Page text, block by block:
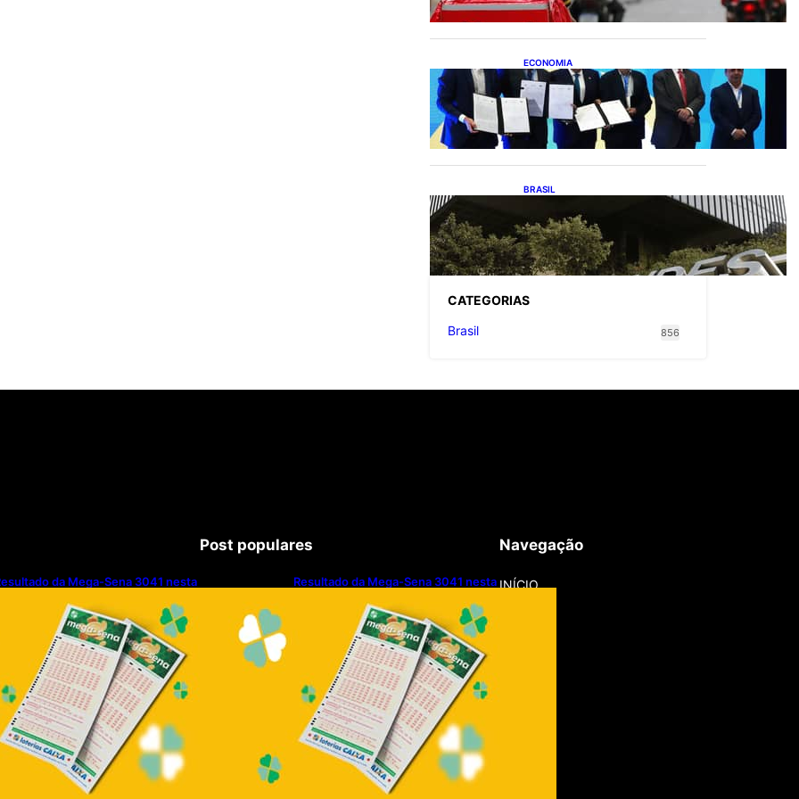
ECONOMIA
ApexBrasil participa de
convênio para investimento
de R$ 2,63 milhões em
exportações de cachaça
BRASIL
Projetos de saneamento
podem beneficiar 18
milhões de brasileiros
CATEGORIAS
Brasil
856
da Mega-Sena 3041 nesta
Post populares
Resultado da Mega-Sena 3041 nesta
Navegação
INÍCIO